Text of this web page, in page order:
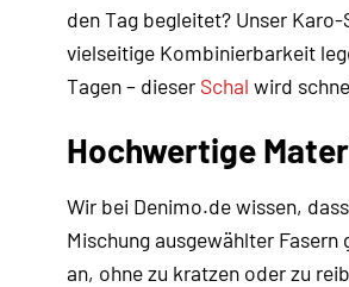
den Tag begleitet? Unser
vielseitige Kombinierbarkeit
Tagen – dieser Schal wird
Hochwertige
Wir bei Denimo.de wissen,
Mischung ausgewählter
an, ohne zu kratzen oder zu